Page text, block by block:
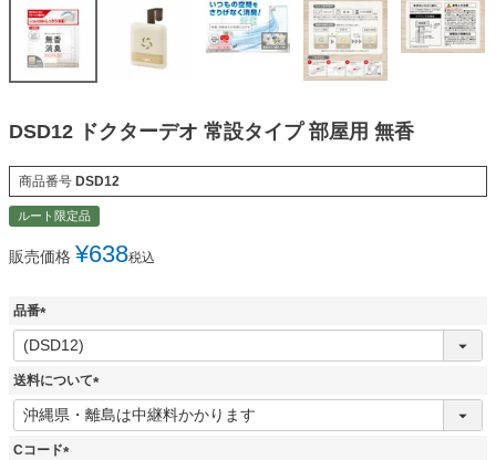
DSD12 ドクターデオ 常設タイプ 部屋用 無香
商品番号 DSD12
ルート限定品
販売価格 ¥638税込
品番
(
必
須
送料について
(
必
Cコード